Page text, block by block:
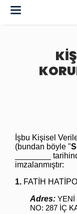
İşbu Kişisel
(bundan böyle "
________
imzalanmıştır:
1. FATİH
Adres: YENİ
NO: 287 İÇ